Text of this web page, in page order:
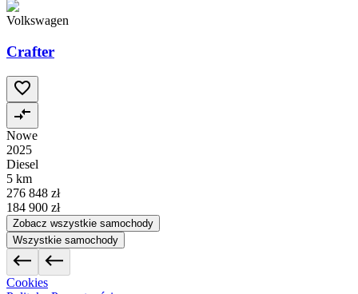
Volkswagen
Crafter
Nowe
2025
Diesel
5 km
276 848 zł
184 900 zł
Zobacz wszystkie samochody
Wszystkie samochody
Cookies